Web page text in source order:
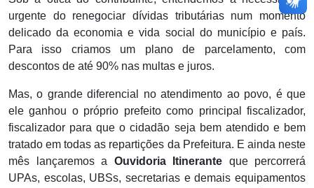
urgente do renegociar dívidas tributárias num momento
delicado da economia e vida social do município e país.
Para isso criamos um plano de parcelamento, com
descontos de até 90% nas multas e juros.
Mas, o grande diferencial no atendimento ao povo, é que
ele ganhou o próprio prefeito como principal fiscalizador,
fiscalizador para que o cidadão seja bem atendido e bem
tratado em todas as repartições da Prefeitura. E ainda neste
mês lançaremos a Ouvidoria Itinerante que percorrerá
UPAs, escolas, UBSs, secretarias e demais equipamentos